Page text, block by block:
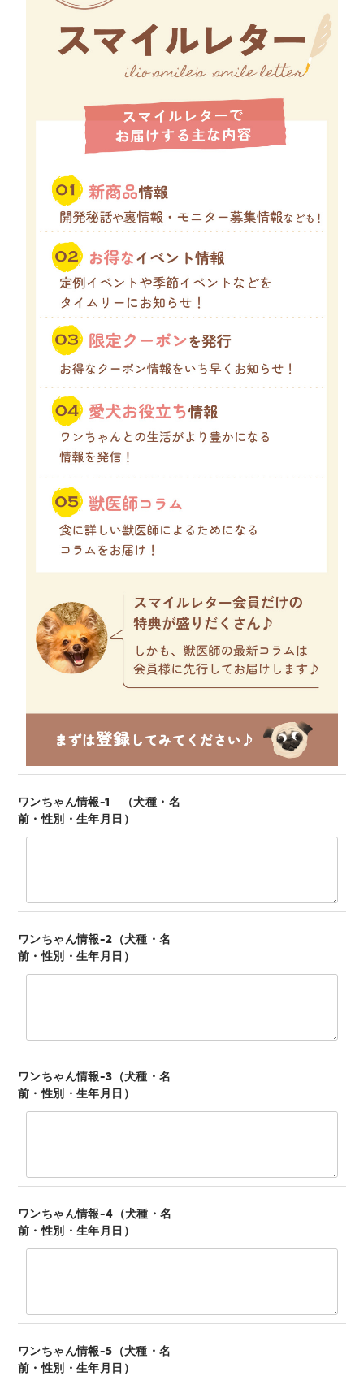
ワンちゃん情報-1 （犬種・名
前・性別・生年月日）
ワンちゃん情報-2（犬種・名
前・性別・生年月日）
ワンちゃん情報-3（犬種・名
前・性別・生年月日）
ワンちゃん情報-4（犬種・名
前・性別・生年月日）
ワンちゃん情報-5（犬種・名
前・性別・生年月日）